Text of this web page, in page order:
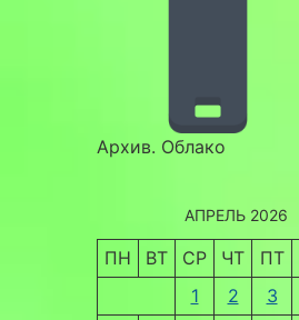
Архив. Облако
АПРЕЛЬ 2026
ПН ВТ СР ЧТ ПТ
1
2 3